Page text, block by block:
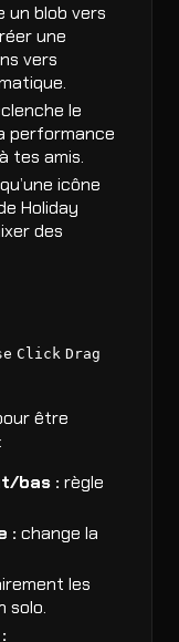
un blob vers
une
vers
le
performance
tes amis.
icône
Holiday
des
Click Drag
être
bas : règle
: change la
les
solo.